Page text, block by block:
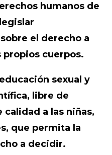
humanos de
el derecho a
cuerpos.
sexual y
libre de
a las niñas,
que permita la
a decidir.